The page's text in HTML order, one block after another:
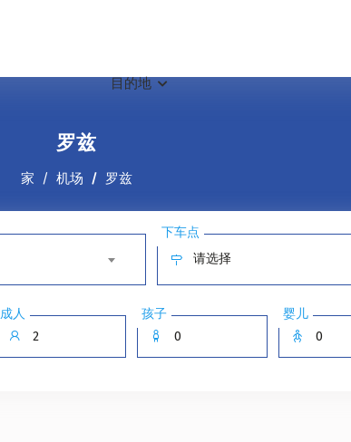
目的地
罗兹
家 机场 罗兹
下车点
请选择
成人 孩子 婴儿